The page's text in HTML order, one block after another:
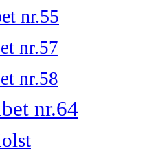
nr.55
nr.57
nr.58
nr.64